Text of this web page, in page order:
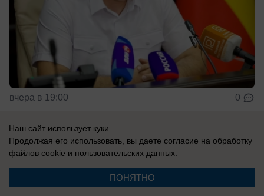
вчера в 19:00 0
Общество
Семьям погибших в Архипо-Осиповке
детей из Ростовской области выплатят
около 2 миллионов рублей
Наш сайт использует куки.
Продолжая его использовать, вы даете согласие на обработку
файлов cookie и пользовательских данных.
ПОНЯТНО